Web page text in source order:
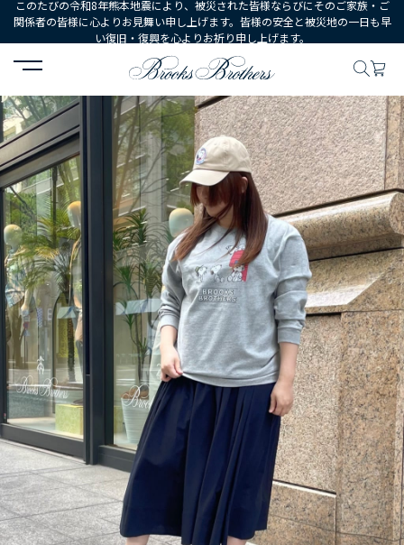
このたびの令和8年熊本地震により、被災された皆様ならびにそのご家族・ご
関係者の皆様に心よりお見舞い申し上げます。皆様の安全と被災地の一日も早
い復旧・復興を心よりお祈り申し上げます。
HOME コーディネート コーディネート詳細